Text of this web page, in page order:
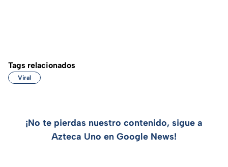
Tags relacionados
Viral
¡No te pierdas nuestro contenido, sigue a
Azteca Uno en Google News!